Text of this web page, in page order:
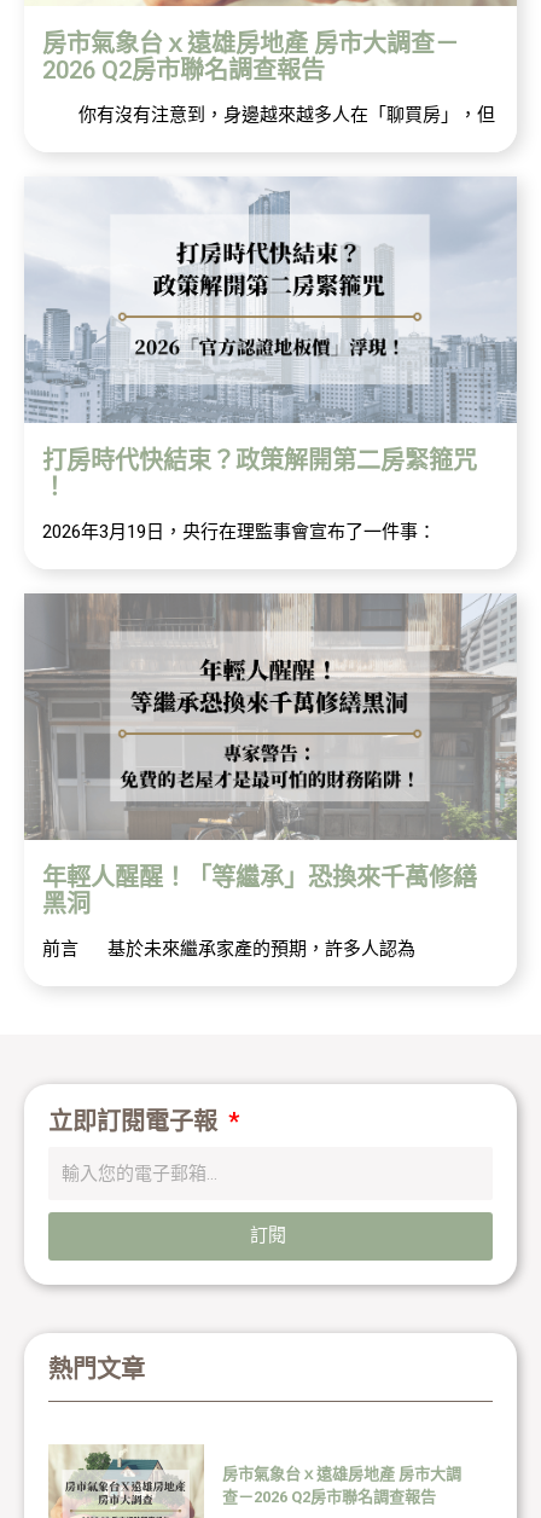
房市氣象台ｘ遠雄房地產 房市大調查－
2026 Q2房市聯名調查報告
你有沒有注意到，身邊越來越多人在「聊買房」，但
打房時代快結束？政策解開第二房緊箍咒
！
2026年3月19日，央行在理監事會宣布了一件事：
年輕人醒醒！「等繼承」恐換來千萬修繕
黑洞
前言 基於未來繼承家產的預期，許多人認為
立即訂閱電子報
訂閱
熱門文章
房市氣象台ｘ遠雄房地產 房市大調
查－2026 Q2房市聯名調查報告